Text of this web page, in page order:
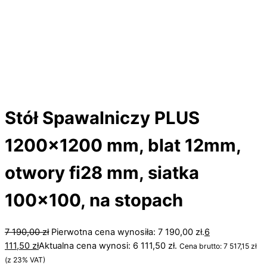
Stół Spawalniczy PLUS
1200×1200 mm, blat 12mm,
otwory fi28 mm, siatka
100×100, na stopach
7 190,00zł Pierwotna cena wynosiła: 7 190,00 zł.6
111,50 złAktualna cena wynosi: 6 111,50 zł. Cena brutto: 7 517,15 zł
(z 23% VAT)